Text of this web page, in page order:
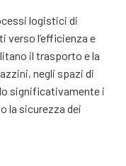
logistici di
verso l’efficienza e
il trasporto e la
negli spazi di
significativamente i
la sicurezza dei